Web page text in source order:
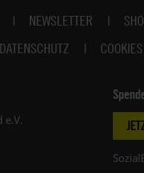
NEWSLETTER
DATENSCHUTZ
e.V.